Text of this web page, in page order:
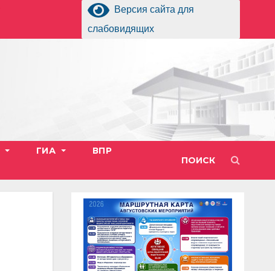
Версия сайта для
слабовидящих
ПОИСК
ГИА
ВПР